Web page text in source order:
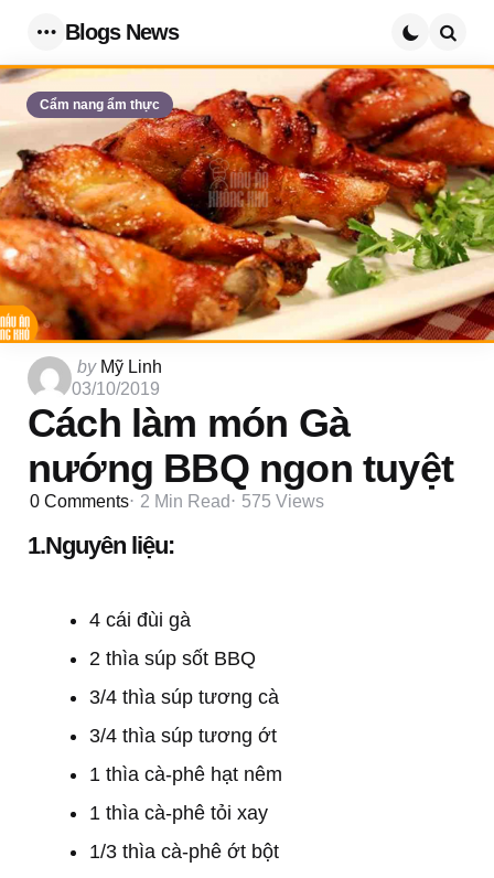
Blogs News
Cẩm nang ẩm thực
Posted
by
by Mỹ Linh
03/10/2019
Cách làm món Gà
nướng BBQ ngon tuyệt
0 Comments 2 Min Read 575 Views
1.Nguyên liệu:
4 cái đùi gà
2 thìa súp sốt BBQ
3/4 thìa súp tương cà
3/4 thìa súp tương ớt
1 thìa cà-phê hạt nêm
1 thìa cà-phê tỏi xay
1/3 thìa cà-phê ớt bột